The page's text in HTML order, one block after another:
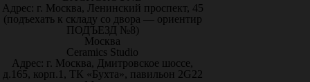
Адрес: г. Москва, Ленинский проспект, 45
(подъехать к складу со двора — ориентир
ПОДЪЕЗД №8)
Москва
Ceramics Studio
Адрес: г. Москва, Дмитровское шоссе,
д.165, корп.1, ТК «Бухта», павильон 2G22